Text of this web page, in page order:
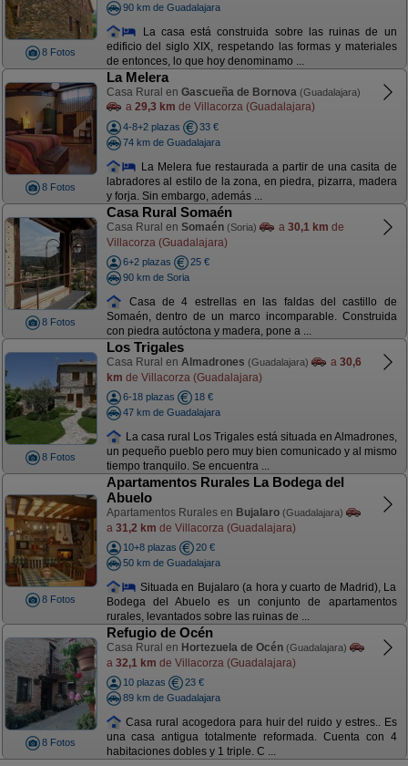
8 Fotos
90 km de Guadalajara
La casa está construida sobre las ruinas de un
edificio del siglo XIX, respetando las formas y materiales
de entonces, lo que hoy denominamo ...
8 Fotos
La Melera
Casa Rural en Gascueña de Bornova (Guadalajara)
a 29,3 km de Villacorza (Guadalajara)
4-8+2 plazas
33 €
74 km de Guadalajara
La Melera fue restaurada a partir de una casita de
labradores al estilo de la zona, en piedra, pizarra, madera
y forja. Sin embargo, además ...
8 Fotos
Casa Rural Somaén
Casa Rural en Somaén (Soria) a 30,1 km de
Villacorza (Guadalajara)
6+2 plazas
25 €
90 km de Soria
Casa de 4 estrellas en las faldas del castillo de
Somaén, dentro de un marco incomparable. Construida
con piedra autóctona y madera, pone a ...
8 Fotos
Los Trigales
Casa Rural en Almadrones (Guadalajara) a 30,6
km de Villacorza (Guadalajara)
6-18 plazas
18 €
47 km de Guadalajara
La casa rural Los Trigales está situada en Almadrones,
un pequeño pueblo pero muy bien comunicado y al mismo
tiempo tranquilo. Se encuentra ...
8 Fotos
Apartamentos Rurales La Bodega del
Abuelo
Apartamentos Rurales en Bujalaro (Guadalajara)
a 31,2 km de Villacorza (Guadalajara)
10+8 plazas
20 €
50 km de Guadalajara
Situada en Bujalaro (a hora y cuarto de Madrid), La
Bodega del Abuelo es un conjunto de apartamentos
rurales, levantados sobre las ruinas de ...
8 Fotos
Refugio de Océn
Casa Rural en Hortezuela de Océn (Guadalajara)
a 32,1 km de Villacorza (Guadalajara)
10 plazas
23 €
89 km de Guadalajara
Casa rural acogedora para huir del ruido y estres.. Es
una casa antigua totalmente reformada. Cuenta con 4
habitaciones dobles y 1 triple. C ...